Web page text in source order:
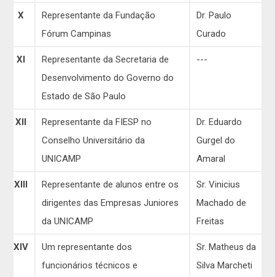
X
Representante da Fundação
Fórum Campinas
Dr. Paulo
Curado
XI
Representante da Secretaria de
Desenvolvimento do Governo do
Estado de São Paulo
---
XII
Representante da FIESP no
Conselho Universitário da
UNICAMP
Dr. Eduardo
Gurgel do
Amaral
XIII
Representante de alunos entre os
dirigentes das Empresas Juniores
da UNICAMP
Sr. Vinicius
Machado de
Freitas
XIV
Um representante dos
funcionários técnicos e
Sr. Matheus da
Silva Marcheti